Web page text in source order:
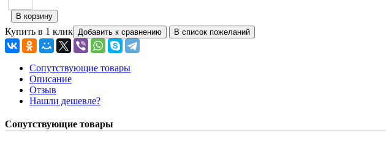
Купить в 1 клик
Сопутствующие товары
Описание
Отзыв
Нашли дешевле?
Сопутствующие товары